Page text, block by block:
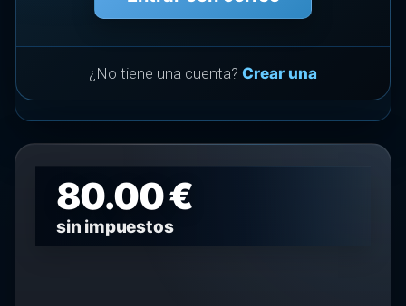
¿No tiene una cuenta? Crear una
80.00 €
sin impuestos